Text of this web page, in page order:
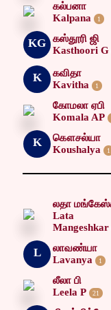
கல்பனா
Kalpana
1
KG
கஸ்தூரி ஜி
Kasthoori G
K
கவிதா
Kavitha
1
கோமலா ஏபி
Komala AP
K
கௌசல்யா
Koushalya
1
லதா
Lata
Mangeshkar
L
லாவண்யா
Lavanya
1
லீலா பி
Leela P
21